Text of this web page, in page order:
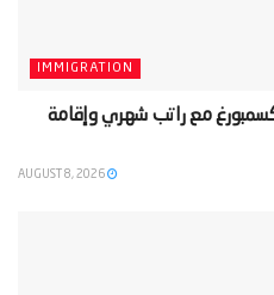
IMMIGRATION
مع راتب شهري وإقامة